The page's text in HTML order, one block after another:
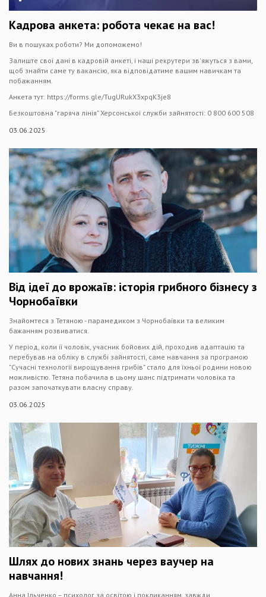
Кадрова анкета: робота чекає на вас!
Ви в пошуках роботи? Ми допоможемо!
Залиште свої дані в кадровій анкеті, і наші рекрутери зв'яжуться з вами,
щоб знайти саме ту вакансію, яка відповідатиме вашим навичкам та
побажанням.
Анкета тут: https://forms.gle/TugURukX3xpqK3je8
Безкоштовна "гаряча лінія" Херсонської служби зайнятості: 0 800 600 508
03.06.2025
Від ідеї до врожаїв: історія грибного бізнесу з
Чорнобаївки
Знайомтеся з Тетяною - парамедиком з Чорнобаївки та великим
бажанням розвиватися.
У період, коли її чоловік, учасник бойових дій, проходив адаптацію та
перебував на обліку в службі зайнятості, саме навчання за програмою
"Сучасні технології вирощування грибів" стало для їхньої родини новою
можливістю. Тетяна побачила в цьому шанс підтримати чоловіка та
разом започаткувати власну справу.
03.06.2025
Шлях до нових знань через ваучер на
навчання!
Анна Ільченко – психолог за освітою і покликанням, завжди